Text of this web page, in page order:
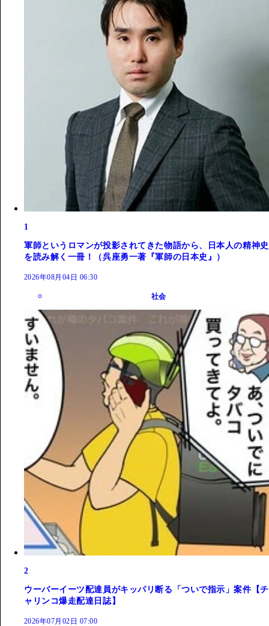
1
軍師というロマンが投影されてきた物語から、日本人の精神史
を読み解く一冊！（呉座勇一著『軍師の日本史』）
2026年08月04日 06:30
社会
2
ウーバーイーツ配達員がキッパリ断る「ついで指示」案件【チ
ャリンコ爆走配達日誌】
2026年07月02日 07:00